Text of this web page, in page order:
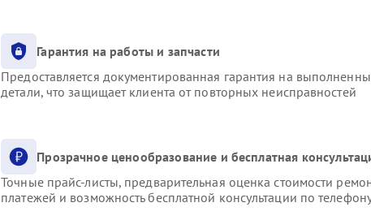
Гарантия на работы и запчасти
Предоставляется документированная гарантия на
детали, что защищает клиента от повторных неисправностей
Прозрачное ценообразование и бесплатная
Точные прайс-листы, предварительная оценка стоимости
платежей и возможность бесплатной консультации по